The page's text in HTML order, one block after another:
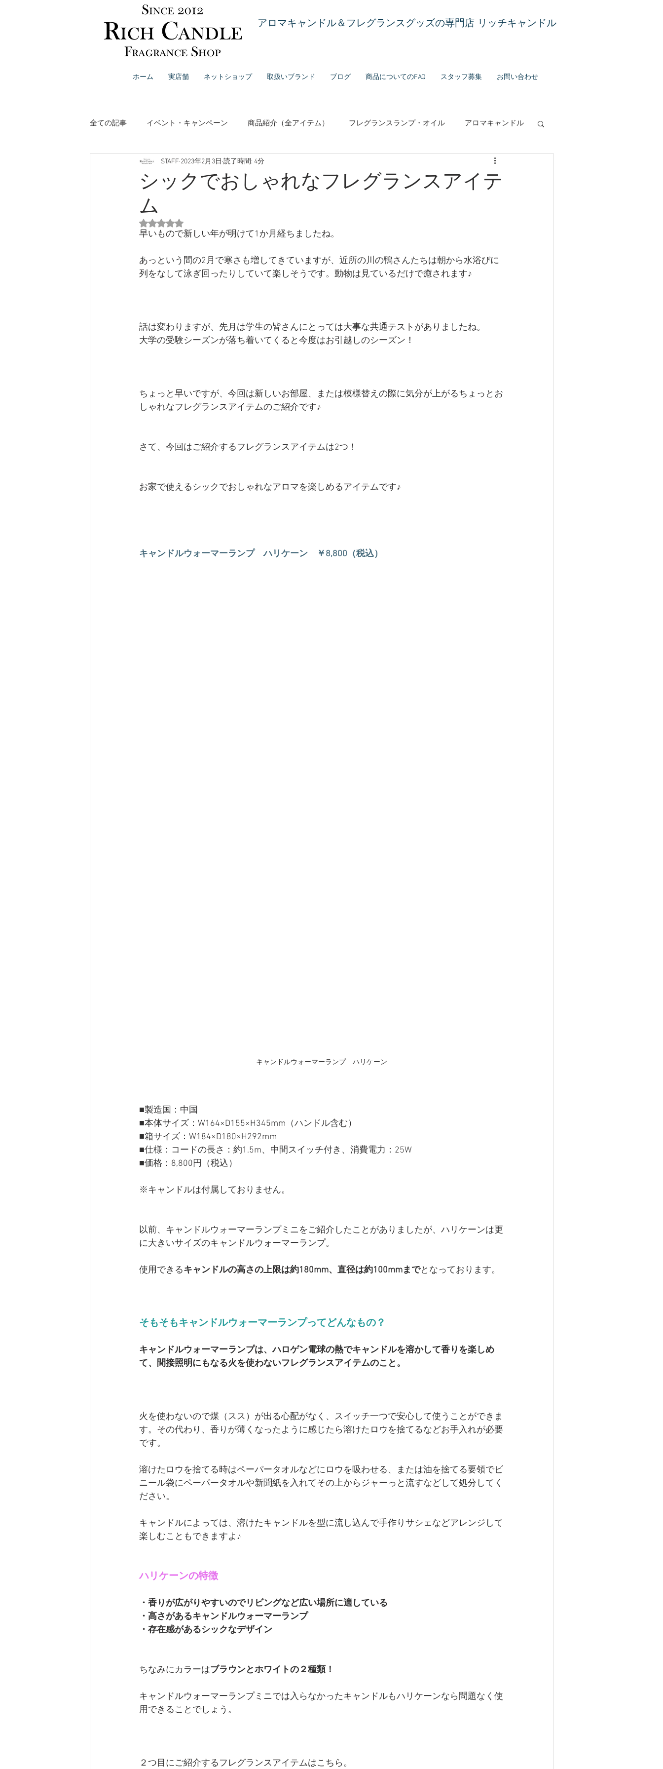
アロマキャンドル＆フレグランスグッズの専門店 リッチキャンドル
ホーム 実店舗 ネットショップ 取扱いブランド ブログ 商品についてのFAQ スタッフ募集 お問い合わせ
全ての記事 イベント・キャンペーン 商品紹介（全アイテム） フレグランスランプ・オイル アロマキャンドル
リードディフューザー インセンス（お香）
ボディケア・ハンドケア
シックでおしゃれなフレグランスアイテ
ム
STAFF 2023年2月3日 読了時間: 4分
5つ星のうちNaNと評価されています。
早いもので新しい年が明けて1か月経ちましたね。
あっという間の2月で寒さも増してきていますが、近所の川の鴨さんたちは朝から水浴びに
列をなして泳ぎ回ったりしていて楽しそうです。動物は見ているだけで癒されます♪
話は変わりますが、先月は学生の皆さんにとっては大事な共通テストがありましたね。
大学の受験シーズンが落ち着いてくると今度はお引越しのシーズン！
ちょっと早いですが、今回は新しいお部屋、または模様替えの際に気分が上がるちょっとお
しゃれなフレグランスアイテムのご紹介です♪
さて、今回はご紹介するフレグランスアイテムは2つ！
お家で使えるシックでおしゃれなアロマを楽しめるアイテムです♪
キャンドルウォーマーランプ　ハリケーン　￥8,800（税込）
キャンドルウォーマーランプ　ハリケーン
■製造国：中国
■本体サイズ：W164×D155×H345mm（ハンドル含む）
■箱サイズ：W184×D180×H292mm
■仕様：コードの長さ：約1.5m、中間スイッチ付き、消費電力：25W
■価格：8,800円（税込）
※キャンドルは付属しておりません。
以前、キャンドルウォーマーランプミニをご紹介したことがありましたが、ハリケーンは更
に大きいサイズのキャンドルウォーマーランプ。
使用できるキャンドルの高さの上限は約180mm、直径は約100mmまでとなっております。
そもそもキャンドルウォーマーランプってどんなもの？
キャンドルウォーマーランプは、ハロゲン電球の熱でキャンドルを溶かして香りを楽しめ
て、間接照明にもなる火を使わないフレグランスアイテムのこと。
火を使わないので煤（スス）が出る心配がなく、スイッチ一つで安心して使うことができま
す。その代わり、香りが薄くなったように感じたら溶けたロウを捨てるなどお手入れが必要
です。
溶けたロウを捨てる時はペーパータオルなどにロウを吸わせる、または油を捨てる要領でビ
ニール袋にペーパータオルや新聞紙を入れてその上からジャーっと流すなどして処分してく
ださい。
キャンドルによっては、溶けたキャンドルを型に流し込んで手作りサシェなどアレンジして
楽しむこともできますよ♪
ハリケーンの特徴
・香りが広がりやすいのでリビングなど広い場所に適している
・高さがあるキャンドルウォーマーランプ
・存在感があるシックなデザイン
ちなみにカラーはブラウンとホワイトの２種類！
キャンドルウォーマーランプミニでは入らなかったキャンドルもハリケーンなら問題なく使
用できることでしょう。
２つ目にご紹介するフレグランスアイテムはこちら。